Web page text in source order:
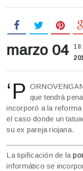
marzo 04
‘P que tendrá
incorporó a la
el caso donde un
su ex pareja riojana.
La tipificación de la
informático se